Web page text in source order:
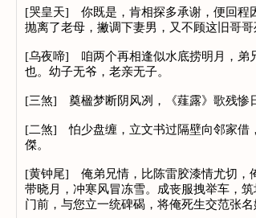
[哭皇天] 你既是，肯相探多承谢，便回程
抛离了老母，撇调下妻男，又不顾这旧哥
[乌夜啼] 咱两个再相逢似水底捞明月，弟
也。幼子无爷，老亲无子。
[三煞] 奠楹梦断阴风冽，《薤露》歌残惨
[二煞] 怕少盘缠，立文书过隔壁向邻家借
傑。
[黄钟尾] 俺弟兄情，比陈雷胶漆情尤切，
带晓月，冲寒风冒冻雪。成丧服拽举车，
门前，与您立一统碑碣，将俺死生交范张名